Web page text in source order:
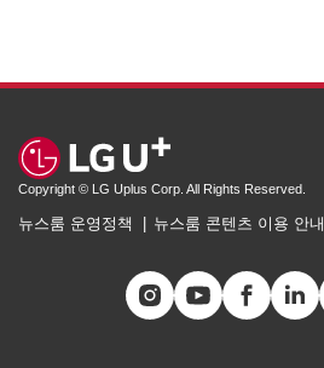
Copyright © LG Uplus Corp. All Rights Reserved.
뉴스룸 운영정책 뉴스룸 콘텐츠 이용 안내